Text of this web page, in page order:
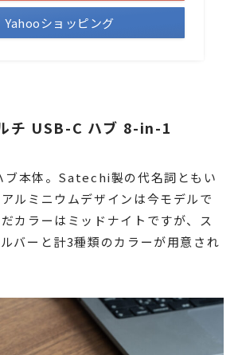
Yahooショッピング
チ USB-C ハブ 8-in-1
ブ本体。Satechi製の代名詞ともい
ルミニウムデザインは今モデルで
カラーはミッドナイトですが、ス
バーと計3種類のカラーが用意され